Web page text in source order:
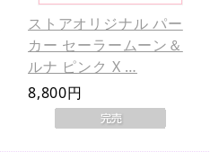
ストアオリジナル パー
カー セーラームーン＆
ルナ ピンク X …
8,800円